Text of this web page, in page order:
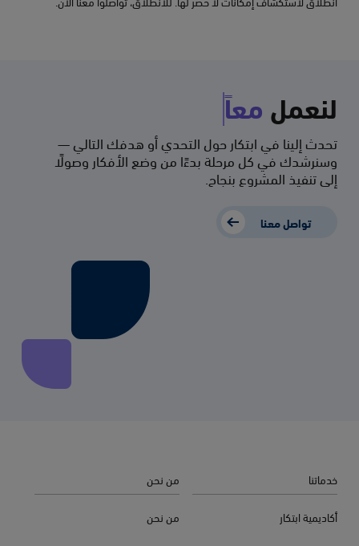
لنعمل معاً
تحدث إلينا في ابتكار حول التحدي أو هدفك التالي —
وسنرشدك في كل مرحلة بدءًا من وضع الأفكار وصولًا
إلى تنفيذ المشروع بنجاح.
تواصل معنا
خدماتنا
أكاديمية ابتكار
من نحن
من نحن